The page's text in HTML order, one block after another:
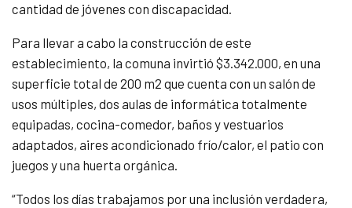
cantidad de jóvenes con discapacidad.
Para llevar a cabo la construcción de este
establecimiento, la comuna invirtió $3.342.000, en una
superficie total de 200 m2 que cuenta con un salón de
usos múltiples, dos aulas de informática totalmente
equipadas, cocina-comedor, baños y vestuarios
adaptados, aires acondicionado frío/calor, el patio con
juegos y una huerta orgánica.
“Todos los días trabajamos por una inclusión verdadera,